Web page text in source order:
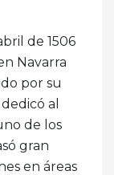
de 1506
Navarra
por su
al
de los
gran
en áreas